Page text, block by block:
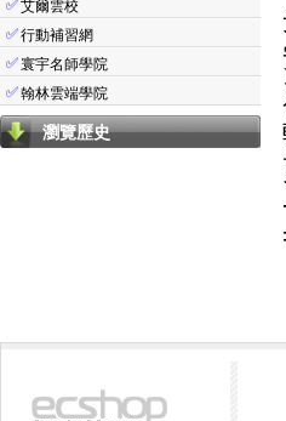
✅艾爾雲校
✅行動補習網
✅寰宇名師學院
✅翰林雲端學院
瀏覽歷史